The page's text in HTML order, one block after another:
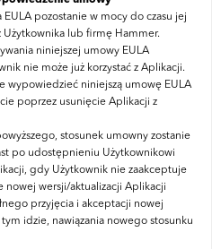
EULA pozostanie w mocy do czasu jej
lub firmę Hammer.
niniejszej umowy EULA
nie może już korzystać z Aplikacji.
wypowiedzieć niniejszą umowę EULA
poprzez usunięcie Aplikacji z
stosunek umowny zostanie
po udostępnieniu Użytkownikowi
gdy Użytkownik nie zaakceptuje
nowej wersji/aktualizacji Aplikacji
przyjęcia i akceptacji nowej
tym idzie, nawiązania nowego stosunku